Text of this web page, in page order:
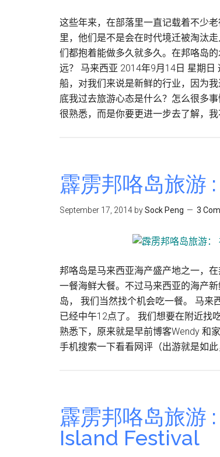
这些年来，在部落里一直记载着不少
里，他们是不是会在时代境迁被淘汰
们都抱着能做多久就多久。在邦咯岛
远？ 马来西亚 2014年9月14日 星期
船，对我们来说是新鲜的行业，因为
底我过去旅游心态是什么？怎么很多
很熟悉，而是你要更进一步去了解，
霹雳邦咯岛旅游
September 17, 2014 bySock Peng 3
邦咯岛是马来西亚海产盛产地之一，
一餐海鲜大餐。不过马来西亚的海产
岛， 我们当然找个机会吃一餐。 马来
已经中午12点了。 我们想要在附近找
熟悉下，原来就是早前博客Wendy 和
手机搜索一下看看网评（出游就是如
霹雳邦咯岛旅游
Island Festival